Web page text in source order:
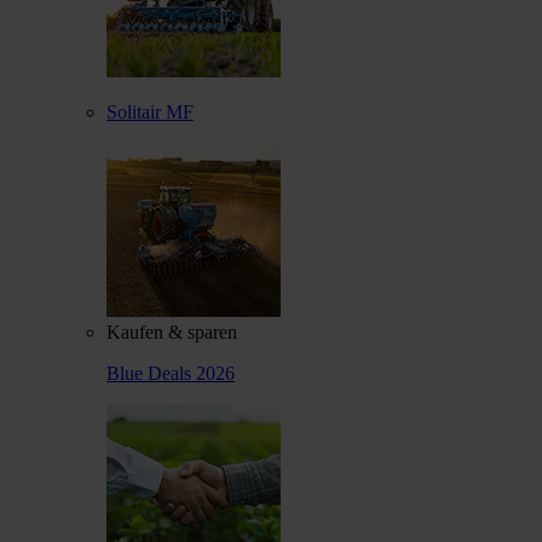
Solitair MF
Kaufen & sparen
Blue Deals 2026